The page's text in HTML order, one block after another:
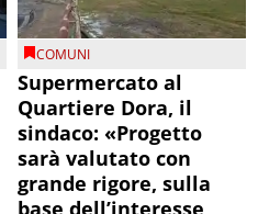
COMUNI
Supermercato al
Quartiere Dora, il
sindaco: «Progetto
sarà valutato con
grande rigore, sulla
base dell’interesse